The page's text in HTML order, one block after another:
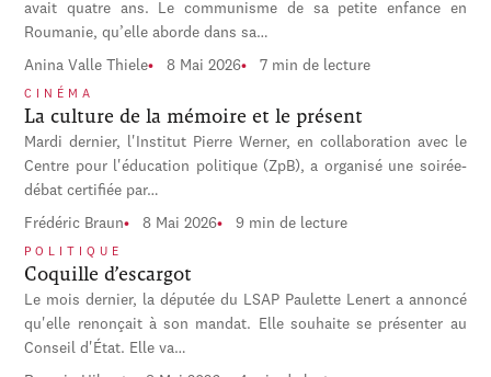
avait quatre ans. Le communisme de sa petite enfance en
Roumanie, qu’elle aborde dans sa…
Anina Valle Thiele 8 Mai 2026 7 min de lecture
CINÉMA
La culture de la mémoire et le présent
Mardi dernier, l'Institut Pierre Werner, en collaboration avec le
Centre pour l'éducation politique (ZpB), a organisé une soirée-
débat certifiée par…
Frédéric Braun 8 Mai 2026 9 min de lecture
POLITIQUE
Coquille d’escargot
Le mois dernier, la députée du LSAP Paulette Lenert a annoncé
qu'elle renonçait à son mandat. Elle souhaite se présenter au
Conseil d'État. Elle va…